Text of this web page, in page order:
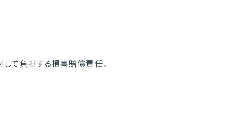
て負担する損害賠償責任。